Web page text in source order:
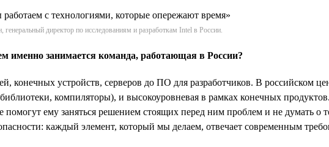
генеральный директор по исследованиям и разработкам Intel в России.
именно занимается команда, работающая в России?
устройств, серверов до ПО для разработчиков. В российском
компиляторы), и высокоуровневая в рамках конечных
ему заняться решением стоящих перед ним проблем и не думать о
каждый элемент, который мы делаем, отвечает современным